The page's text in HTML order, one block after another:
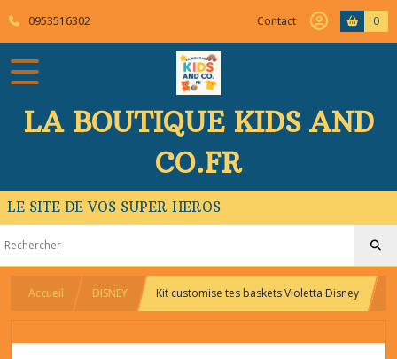
0953516302 Contact 0
LA BOUTIQUE KIDS AND
CO.FR
LE SITE DE VOS SUPER HEROS
Accueil DISNEY Kit customise tes baskets Violetta Disney